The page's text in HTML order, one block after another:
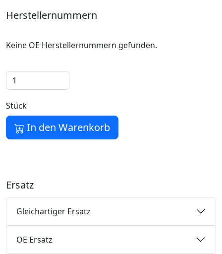
Herstellernummern
Keine OE Herstellernummern gefunden.
Stück
In den Warenkorb
Ersatz
Gleichartiger Ersatz
OE Ersatz